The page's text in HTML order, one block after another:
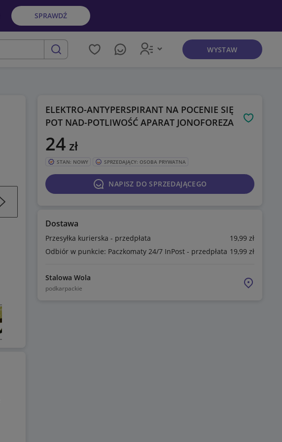
SPRAWDŹ
szukaj
WYSTAW
ELEKTRO-ANTYPERSPIRANT NA POCENIE SIĘ
POT NAD-POTLIWOŚĆ APARAT JONOFOREZA
Obserwuj
24 zł
STAN: NOWY SPRZEDAJĄCY: OSOBA PRYWATNA
NAPISZ DO SPRZEDAJĄCEGO
Dostawa
Przesyłka kurierska - przedpłata 19,99 zł
Odbiór w punkcie: Paczkomaty 24/7 InPost - przedpłata 19,99 zł
Stalowa Wola
podkarpackie